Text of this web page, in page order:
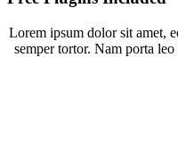
Lorem ipsum dolor sit amet,
semper tortor. Nam porta